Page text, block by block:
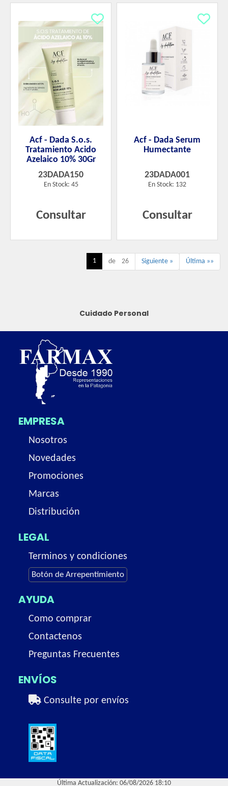
Acf - Dada S.o.s.
Tratamiento Acido
Azelaico 10% 30Gr
23DADA150
En Stock: 45
Consultar
Acf - Dada Serum
Humectante
23DADA001
En Stock: 132
Consultar
1 de 26 Siguiente » Última »»
Cuidado Personal
EMPRESA
Nosotros
Novedades
Promociones
Marcas
Distribución
LEGAL
Terminos y condiciones
Botón de Arrepentimiento
AYUDA
Como comprar
Contactenos
Preguntas Frecuentes
ENVÍOS
Consulte por envíos
Última Actualización: 06/08/2026 18:10